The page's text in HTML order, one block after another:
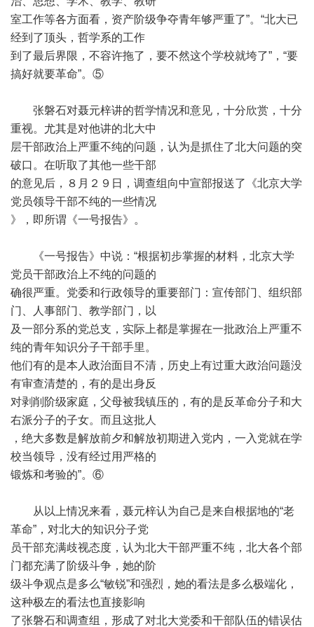
室工作等各方面看，资产阶级争夺青年够严重了”。“北大已
经到了顶头，哲学系的工作
到了最后界限，不容许拖了，要不然这个学校就垮了”，“要
搞好就要革命”。⑤
张磐石对聂元梓讲的哲学情况和意见，十分欣赏，十分
重视。尤其是对他讲的北大中
层干部政治上严重不纯的问题，认为是抓住了北大问题的突
破口。在听取了其他一些干部
的意见后，８月２９日，调查组向中宣部报送了《北京大学
党员领导干部不纯的一些情况
》，即所谓《一号报告》。
《一号报告》中说：“根据初步掌握的材料，北京大学
党员干部政治上不纯的问题的
确很严重。党委和行政领导的重要部门：宣传部门、组织部
门、人事部门、教学部门，以
及一部分系的党总支，实际上都是掌握在一批政治上严重不
纯的青年知识分子干部手里。
他们有的是本人政治面目不清，历史上有过重大政治问题没
有审查清楚的，有的是出身反
对剥削阶级家庭，父母被我镇压的，有的是反革命分子和大
右派分子的子女。而且这批人
，绝大多数是解放前夕和解放初期进入党内，一入党就在学
校当领导，没有经过用严格的
锻炼和考验的”。⑥
从以上情况来看，聂元梓认为自己是来自根据地的“老
革命”，对北大的知识分子党
员干部充满歧视态度，认为北大干部严重不纯，北大各个部
门都充满了阶级斗争，她的阶
级斗争观点是多么“敏锐”和强烈，她的看法是多么极端化，
这种极左的看法也直接影响
了张磐石和调查组，形成了对北大党委和干部队伍的错误估